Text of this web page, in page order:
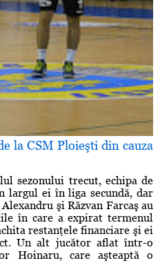
la CSM Ploieşti din cauza
sezonului trecut, echipa de
largul ei în liga secundă, dar
şi Răzvan Farcaş au
în care a expirat termenul
restanţele financiare şi ei
Un alt jucător aflat într-o
Hoinaru, care aşteaptă o